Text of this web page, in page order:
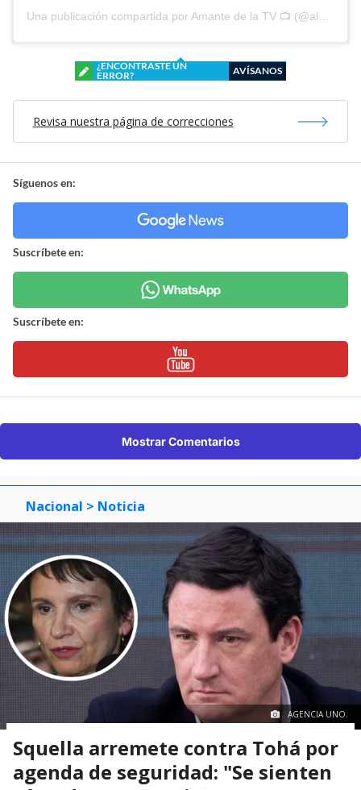
Una publicación compartida por Amante de la TV 📺 (@alguien_te_observa)
¿ENCONTRASTE UN
ERROR?
AVÍSANOS
Revisa nuestra página de correcciones
Síguenos en:
Suscríbete en:
Suscríbete en:
Mostrar Comentarios
Nacional > Noticia
AGENCIA UNO.
Squella arremete contra Tohá por
agenda de seguridad: "Se sienten